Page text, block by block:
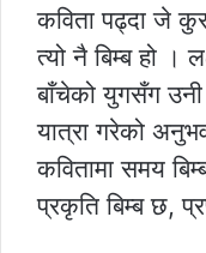
कविता पढ्दा जे
त्यो नै बिम्ब हो ।
बाँचेको युगसँग
यात्रा गरेको
कवितामा समय
प्रकृति बिम्ब छ,